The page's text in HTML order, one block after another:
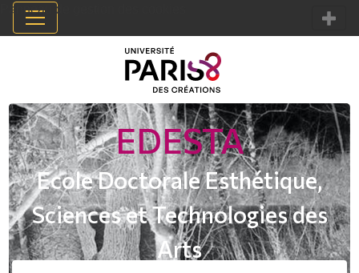
EDESTA
Ecole Doctorale Esthétique,
Sciences et Technologies des
Arts
Panneau de gestion des cookies